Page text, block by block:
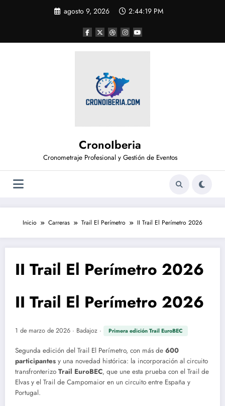
agosto 9, 2026 2:44:19 PM
CronoIberia
Cronometraje Profesional y Gestión de Eventos
Inicio Carreras Trail El Perímetro II Trail El Perímetro 2026
II Trail El Perímetro 2026
II Trail El Perímetro 2026
1 de marzo de 2026 · Badajoz · Primera edición Trail EuroBEC
Segunda edición del Trail El Perímetro, con más de 600
participantes y una novedad histórica: la incorporación al circuito
transfronterizo Trail EuroBEC, que une esta prueba con el Trail de
Elvas y el Trail de Campomaior en un circuito entre España y
Portugal.